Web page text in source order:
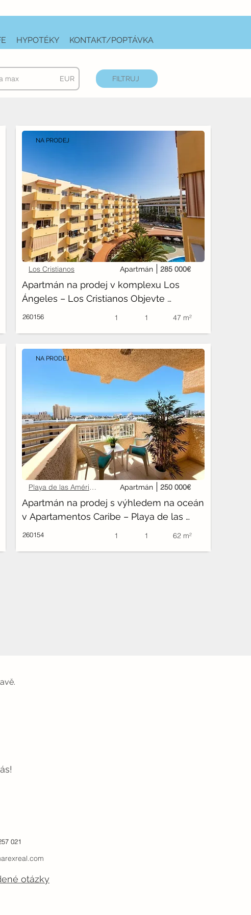
HYPOTÉKY KONTAKT/POPTÁVKA
NA PRODEJ
Los Cristianos Apartmán 285 000€
Apartmán na prodej v komplexu Los
Ángeles – Los Cristianos Objevte
příjemný apartmán v oblíbeném
260156 1 1 47 m²
NA PRODEJ
Playa de las Américas Apartmán 250 000€
Apartmán na prodej s výhledem na oceán
v Apartamentos Caribe – Playa de las
Américas
260154 1 1 62 m²
EUR FILTRUJ
021
otázky